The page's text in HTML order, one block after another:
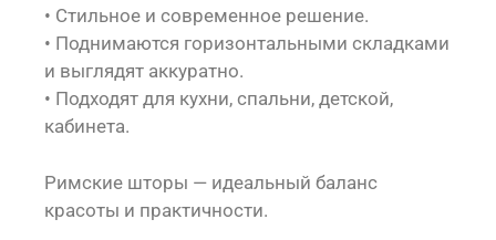
• Стильное и современное решение.
• Поднимаются горизонтальными складками
и выглядят аккуратно.
• Подходят для кухни, спальни, детской,
кабинета.
Римские шторы — идеальный баланс
красоты и практичности.